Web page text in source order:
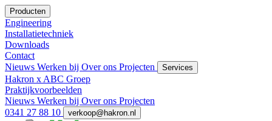
Producten
Engineering
Installatietechniek
Downloads
Contact
Nieuws Werken bij Over ons Projecten Services
Hakron x ABC Groep
Praktijkvoorbeelden
Nieuws Werken bij Over ons Projecten
0341 27 88 10
verkoop@hakron.nl